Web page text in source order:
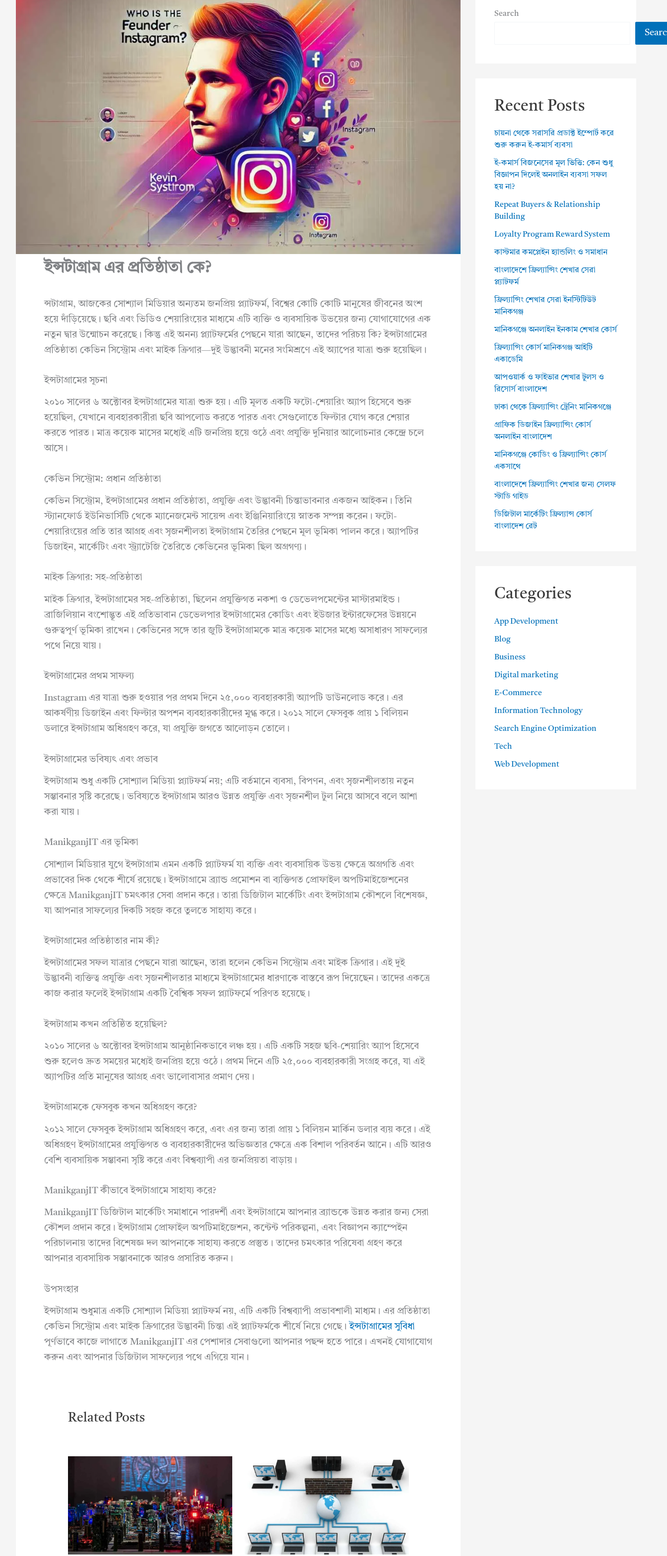
ইন্সটাগ্রাম এর প্রতিষ্ঠাতা কে?
ন্সটাগ্রাম, আজকের সোশ্যাল মিডিয়ার অন্যতম জনপ্রিয় প্ল্যাটফর্ম, বিশ্বের কোটি কোটি মানুষের জীবনের অংশ
হয়ে দাঁড়িয়েছে। ছবি এবং ভিডিও শেয়ারিংয়ের মাধ্যমে এটি ব্যক্তি ও ব্যবসায়িক উভয়ের জন্য যোগাযোগের এক
নতুন দ্বার উন্মোচন করেছে। কিন্তু এই অনন্য প্ল্যাটফর্মের পেছনে যারা আছেন, তাদের পরিচয় কি? ইন্সটাগ্রামের
প্রতিষ্ঠাতা কেভিন সিস্ট্রোম এবং মাইক ক্রিগার—দুই উদ্ভাবনী মনের সংমিশ্রণে এই অ্যাপের যাত্রা শুরু হয়েছিল।
ইন্সটাগ্রামের সূচনা
২০১০ সালের ৬ অক্টোবর ইন্সটাগ্রামের যাত্রা শুরু হয়। এটি মূলত একটি ফটো-শেয়ারিং অ্যাপ হিসেবে শুরু
হয়েছিল, যেখানে ব্যবহারকারীরা ছবি আপলোড করতে পারত এবং সেগুলোতে ফিল্টার যোগ করে শেয়ার
করতে পারত। মাত্র কয়েক মাসের মধ্যেই এটি জনপ্রিয় হয়ে ওঠে এবং প্রযুক্তি দুনিয়ার আলোচনার কেন্দ্রে চলে
আসে।
কেভিন সিস্ট্রোম: প্রধান প্রতিষ্ঠাতা
কেভিন সিস্ট্রোম, ইন্সটাগ্রামের প্রধান প্রতিষ্ঠাতা, প্রযুক্তি এবং উদ্ভাবনী চিন্তাভাবনার একজন আইকন। তিনি
স্ট্যানফোর্ড ইউনিভার্সিটি থেকে ম্যানেজমেন্ট সায়েন্স এবং ইঞ্জিনিয়ারিংয়ে স্নাতক সম্পন্ন করেন। ফটো-
শেয়ারিংয়ের প্রতি তার আগ্রহ এবং সৃজনশীলতা ইন্সটাগ্রাম তৈরির পেছনে মূল ভূমিকা পালন করে। অ্যাপটির
ডিজাইন, মার্কেটিং এবং স্ট্র্যাটেজি তৈরিতে কেভিনের ভূমিকা ছিল অগ্রগণ্য।
মাইক ক্রিগার: সহ-প্রতিষ্ঠাতা
মাইক ক্রিগার, ইন্সটাগ্রামের সহ-প্রতিষ্ঠাতা, ছিলেন প্রযুক্তিগত নকশা ও ডেভেলপমেন্টের মাস্টারমাইন্ড।
ব্রাজিলিয়ান বংশোদ্ভূত এই প্রতিভাবান ডেভেলপার ইন্সটাগ্রামের কোডিং এবং ইউজার ইন্টারফেসের উন্নয়নে
গুরুত্বপূর্ণ ভূমিকা রাখেন। কেভিনের সঙ্গে তার জুটি ইন্সটাগ্রামকে মাত্র কয়েক মাসের মধ্যে অসাধারণ সাফল্যের
পথে নিয়ে যায়।
ইন্সটাগ্রামের প্রথম সাফল্য
Instagram এর যাত্রা শুরু হওয়ার পর প্রথম দিনে ২৫,০০০ ব্যবহারকারী অ্যাপটি ডাউনলোড করে। এর
আকর্ষণীয় ডিজাইন এবং ফিল্টার অপশন ব্যবহারকারীদের মুগ্ধ করে। ২০১২ সালে ফেসবুক প্রায় ১ বিলিয়ন
ডলারে ইন্সটাগ্রাম অধিগ্রহণ করে, যা প্রযুক্তি জগতে আলোড়ন তোলে।
ইন্সটাগ্রামের ভবিষ্যৎ এবং প্রভাব
ইন্সটাগ্রাম শুধু একটি সোশ্যাল মিডিয়া প্ল্যাটফর্ম নয়; এটি বর্তমানে ব্যবসা, বিপণন, এবং সৃজনশীলতায় নতুন
সম্ভাবনার সৃষ্টি করেছে। ভবিষ্যতে ইন্সটাগ্রাম আরও উন্নত প্রযুক্তি এবং সৃজনশীল টুল নিয়ে আসবে বলে আশা
করা যায়।
ManikganjIT এর ভূমিকা
সোশ্যাল মিডিয়ার যুগে ইন্সটাগ্রাম এমন একটি প্ল্যাটফর্ম যা ব্যক্তি এবং ব্যবসায়িক উভয় ক্ষেত্রে অগ্রগতি এবং
প্রভাবের দিক থেকে শীর্ষে রয়েছে। ইন্সটাগ্রামে ব্র্যান্ড প্রমোশন বা ব্যক্তিগত প্রোফাইল অপটিমাইজেশনের
ক্ষেত্রে ManikganjIT চমৎকার সেবা প্রদান করে। তারা ডিজিটাল মার্কেটিং এবং ইন্সটাগ্রাম কৌশলে বিশেষজ্ঞ,
যা আপনার সাফল্যের দিকটি সহজ করে তুলতে সাহায্য করে।
ইন্সটাগ্রামের প্রতিষ্ঠাতার নাম কী?
ইন্সটাগ্রামের সফল যাত্রার পেছনে যারা আছেন, তারা হলেন কেভিন সিস্ট্রোম এবং মাইক ক্রিগার। এই দুই
উদ্ভাবনী ব্যক্তিত্ব প্রযুক্তি এবং সৃজনশীলতার মাধ্যমে ইন্সটাগ্রামের ধারণাকে বাস্তবে রূপ দিয়েছেন। তাদের একত্রে
কাজ করার ফলেই ইন্সটাগ্রাম একটি বৈশ্বিক সফল প্ল্যাটফর্মে পরিণত হয়েছে।
ইন্সটাগ্রাম কখন প্রতিষ্ঠিত হয়েছিল?
২০১০ সালের ৬ অক্টোবর ইন্সটাগ্রাম আনুষ্ঠানিকভাবে লঞ্চ হয়। এটি একটি সহজ ছবি-শেয়ারিং অ্যাপ হিসেবে
শুরু হলেও দ্রুত সময়ের মধ্যেই জনপ্রিয় হয়ে ওঠে। প্রথম দিনে এটি ২৫,০০০ ব্যবহারকারী সংগ্রহ করে, যা এই
অ্যাপটির প্রতি মানুষের আগ্রহ এবং ভালোবাসার প্রমাণ দেয়।
ইন্সটাগ্রামকে ফেসবুক কখন অধিগ্রহণ করে?
২০১২ সালে ফেসবুক ইন্সটাগ্রাম অধিগ্রহণ করে, এবং এর জন্য তারা প্রায় ১ বিলিয়ন মার্কিন ডলার ব্যয় করে। এই
অধিগ্রহণ ইন্সটাগ্রামের প্রযুক্তিগত ও ব্যবহারকারীদের অভিজ্ঞতার ক্ষেত্রে এক বিশাল পরিবর্তন আনে। এটি আরও
বেশি ব্যবসায়িক সম্ভাবনা সৃষ্টি করে এবং বিশ্বব্যাপী এর জনপ্রিয়তা বাড়ায়।
ManikganjIT কীভাবে ইন্সটাগ্রামে সাহায্য করে?
ManikganjIT ডিজিটাল মার্কেটিং সমাধানে পারদর্শী এবং ইন্সটাগ্রামে আপনার ব্র্যান্ডকে উন্নত করার জন্য সেরা
কৌশল প্রদান করে। ইন্সটাগ্রাম প্রোফাইল অপটিমাইজেশন, কন্টেন্ট পরিকল্পনা, এবং বিজ্ঞাপন ক্যাম্পেইন
পরিচালনায় তাদের বিশেষজ্ঞ দল আপনাকে সাহায্য করতে প্রস্তুত। তাদের চমৎকার পরিষেবা গ্রহণ করে
আপনার ব্যবসায়িক সম্ভাবনাকে আরও প্রসারিত করুন।
উপসংহার
ইন্সটাগ্রাম শুধুমাত্র একটি সোশ্যাল মিডিয়া প্ল্যাটফর্ম নয়, এটি একটি বিশ্বব্যাপী প্রভাবশালী মাধ্যম। এর প্রতিষ্ঠাতা
কেভিন সিস্ট্রোম এবং মাইক ক্রিগারের উদ্ভাবনী চিন্তা এই প্ল্যাটফর্মকে শীর্ষে নিয়ে গেছে। ইন্সটাগ্রামের সুবিধা
পূর্ণভাবে কাজে লাগাতে ManikganjIT এর পেশাদার সেবাগুলো আপনার পছন্দ হতে পারে। এখনই যোগাযোগ
করুন এবং আপনার ডিজিটাল সাফল্যের পথে এগিয়ে যান।
Related Posts
Search
Recent Posts
চায়না থেকে সরাসরি প্রডাক্ট ইম্পোর্ট করে
শুরু করুন ই-কমার্স ব্যবসা
ই-কমার্স বিজনেসের মূল ভিত্তি: কেন শুধু
বিজ্ঞাপন দিলেই অনলাইন ব্যবসা সফল
হয় না?
Repeat Buyers & Relationship
Building
Loyalty Program Reward System
কাস্টমার কমপ্লেইন হ্যান্ডলিং ও সমাধান
বাংলাদেশে ফ্রিল্যান্সিং শেখার সেরা
প্ল্যাটফর্ম
ফ্রিল্যান্সিং শেখার সেরা ইনস্টিটিউট
মানিকগঞ্জ
মানিকগঞ্জে অনলাইন ইনকাম শেখার কোর্স
ফ্রিল্যান্সিং কোর্স মানিকগঞ্জ আইটি
একাডেমি
আপওয়ার্ক ও ফাইভার শেখার টুলস ও
রিসোর্স বাংলাদেশ
ঢাকা থেকে ফ্রিল্যান্সিং ট্রেনিং মানিকগঞ্জে
গ্রাফিক ডিজাইন ফ্রিল্যান্সিং কোর্স
অনলাইন বাংলাদেশ
মানিকগঞ্জে কোডিং ও ফ্রিল্যান্সিং কোর্স
একসাথে
বাংলাদেশে ফ্রিল্যান্সিং শেখার জন্য সেলফ
স্টাডি গাইড
ডিজিটাল মার্কেটিং ফ্রিল্যান্স কোর্স
বাংলাদেশ রেট
Categories
App Development
Blog
Business
Digital marketing
E-Commerce
Information Technology
Search Engine Optimization
Tech
Web Development